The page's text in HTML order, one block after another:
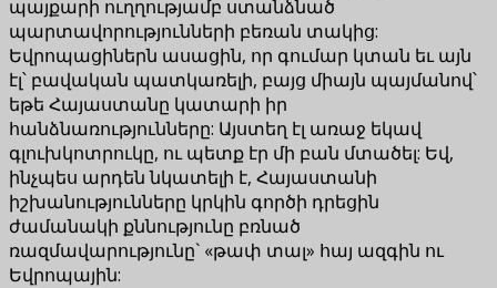
պայքարի ուղղությամբ ստանձնած
պարտավորությունների բեռան տակից:
Եվրոպացիներն ասացին, որ գումար կտան եւ այն
էլ՝ բավական պատկառելի, բայց միայն պայմանով՝
եթե Հայաստանը կատարի իր
հանձնառությունները: Այստեղ էլ առաջ եկավ
գլուխկոտրուկը, ու պետք էր մի բան մտածել: Եվ,
ինչպես արդեն նկատելի է, Հայաստանի
իշխանությունները կրկին գործի դրեցին
ժամանակի քննությունը բռնած
ռազմավարությունը` «թափ տալ» հայ ազգին ու
Եվրոպային: